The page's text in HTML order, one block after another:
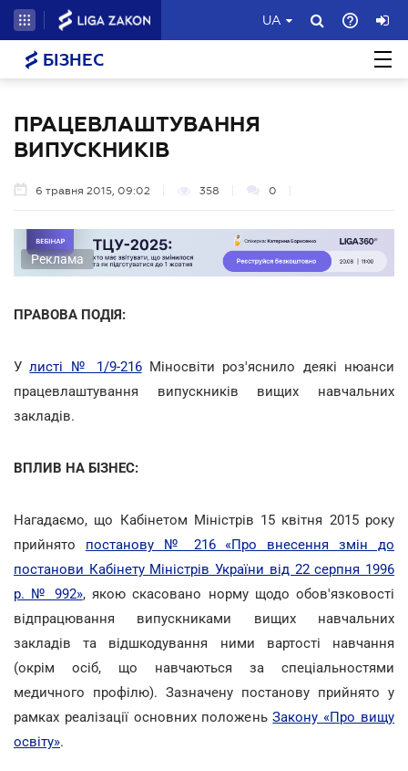
UA
БІЗНЕС
ПРАЦЕВЛАШТУВАННЯ
ВИПУСКНИКІВ
6 травня 2015, 09:02 358 0
Реклама
ПРАВОВА ПОДІЯ:
Улисті № 1/9-216Міносвіти роз'яснило деякі нюанси
працевлаштування випускників вищих навчальних
закладів.
ВПЛИВ НА БІЗНЕС:
Нагадаємо, що Кабінетом Міністрів 15 квітня 2015 року
прийнято постанову № 216 «Про внесення змін до
постанови Кабінету Міністрів України від 22 серпня 1996
р. № 992», якою скасовано норму щодо обов'язковості
відпрацювання випускниками вищих навчальних
закладів та відшкодування ними вартості навчання
(окрім осіб, що навчаються за спеціальностями
медичного профілю). Зазначену постанову прийнято у
рамках реалізації основних положеньЗакону «Про вищу
освіту».